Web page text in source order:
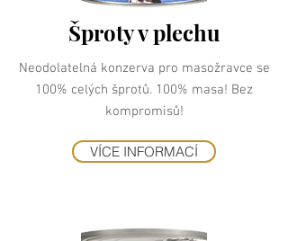
Šproty v plechu
Neodolatelná konzerva pro masožravce se
100% celých šprotů. 100% masa! Bez
kompromisů!
VÍCE INFORMACÍ